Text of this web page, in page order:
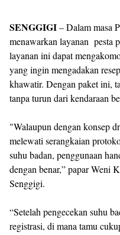
SENGGIGI– Dalam masa
menawarkan layanan pesta
layanan ini dapat
yang ingin mengadakan
khawatir. Dengan paket ini,
tanpa turun dari kendaraan
"Walaupun dengan konsep
melewati serangkaian
suhu badan, penggunaan
dengan benar,” papar Weni
Senggigi.
“Setelah pengecekan suhu
registrasi, di mana tamu